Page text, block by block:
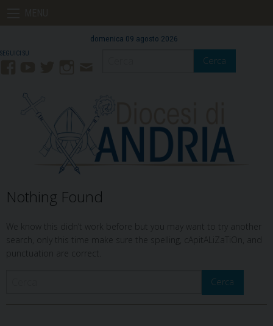
domenica 09 agosto 2026
Mail
Cerca
Nothing Found
We know this didn’t work before but you may want to try another
search, only this time make sure the spelling, cApitALiZaTiOn, and
punctuation are correct.
Cerca